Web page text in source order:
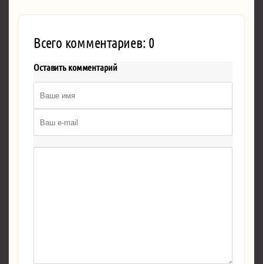
Всего комментариев: 0
Оставить комментарий